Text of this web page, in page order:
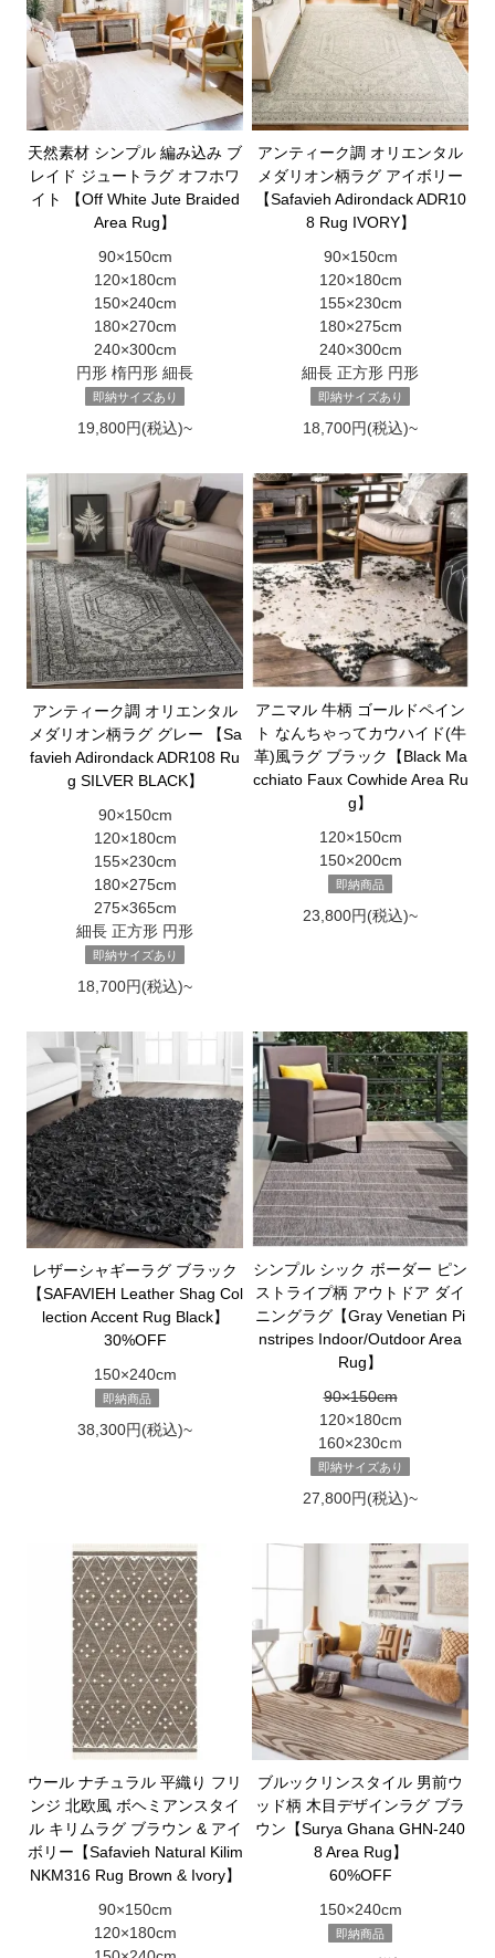
天然素材 シンプル 編み込み ブ
レイド ジュートラグ オフホワ
イト 【Off White Jute Braided
Area Rug】
90×150cm
120×180cm
150×240cm
180×270cm
240×300cm
円形 楕円形 細長
即納サイズあり
19,800円(税込)~
アンティーク調 オリエンタル
メダリオン柄ラグ アイボリー
【Safavieh Adirondack ADR10
8 Rug IVORY】
90×150cm
120×180cm
155×230cm
180×275cm
240×300cm
細長 正方形 円形
即納サイズあり
18,700円(税込)~
アンティーク調 オリエンタル
メダリオン柄ラグ グレー 【Sa
favieh Adirondack ADR108 Ru
g SILVER BLACK】
90×150cm
120×180cm
155×230cm
180×275cm
275×365cm
細長 正方形 円形
即納サイズあり
18,700円(税込)~
アニマル 牛柄 ゴールドペイン
ト なんちゃってカウハイド(牛
革)風ラグ ブラック【Black Ma
cchiato Faux Cowhide Area Ru
g】
120×150cm
150×200cm
即納商品
23,800円(税込)~
レザーシャギーラグ ブラック
【SAFAVIEH Leather Shag Col
lection Accent Rug Black】
30%OFF
150×240cm
即納商品
38,300円(税込)~
シンプル シック ボーダー ピン
ストライプ柄 アウトドア ダイ
ニングラグ【Gray Venetian Pi
nstripes Indoor/Outdoor Area
Rug】
90×150cm
120×180cm
160×230cｍ
即納サイズあり
27,800円(税込)~
ウール ナチュラル 平織り フリ
ンジ 北欧風 ボヘミアンスタイ
ル キリムラグ ブラウン & アイ
ボリー【Safavieh Natural Kilim
NKM316 Rug Brown & Ivory】
90×150cm
120×180cm
ブルックリンスタイル 男前ウ
ッド柄 木目デザインラグ ブラ
ウン【Surya Ghana GHN-240
8 Area Rug】
60%OFF
150×240cm
即納商品